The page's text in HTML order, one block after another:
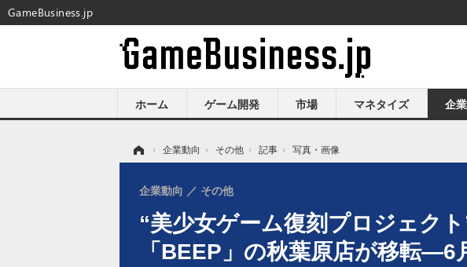
ホーム ゲーム開発 市場 マネタイズ 企
› 企業動向 › その他 › 記事 › 写真・画像
“美少女ゲーム復刻プロジェク
「BEEP」の秋葉原店が移転
企業動向 その他
GameBusiness.jp